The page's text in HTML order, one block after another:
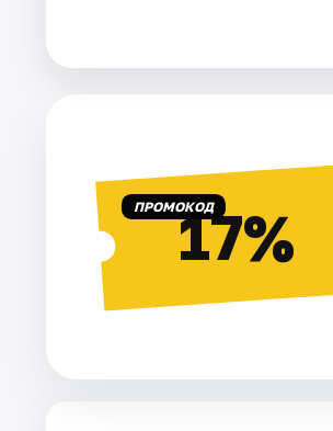
ПРОМОКОД17%